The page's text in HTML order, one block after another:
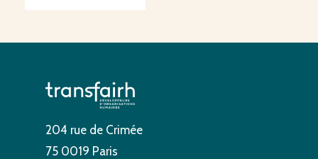
204 rue de Crimée
75 0019 Paris